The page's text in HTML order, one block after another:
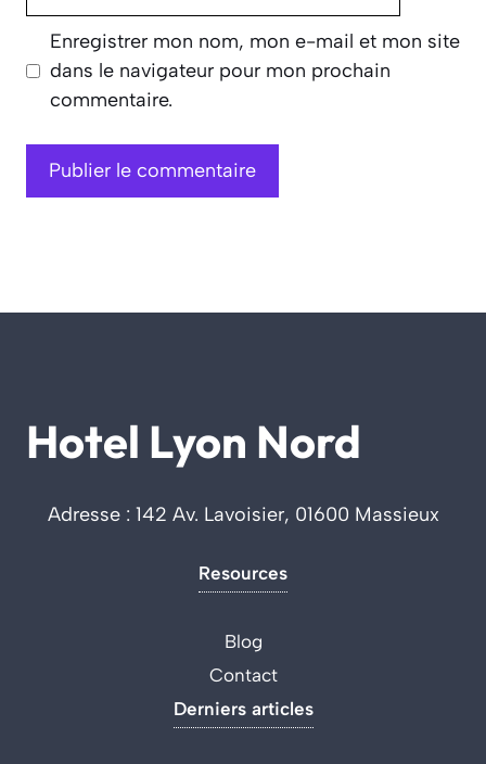
Enregistrer mon nom, mon e-mail et mon site
dans le navigateur pour mon prochain
commentaire.
Hotel Lyon Nord
Adresse : 142 Av. Lavoisier, 01600 Massieux
Resources
Blog
Contact
Derniers articles